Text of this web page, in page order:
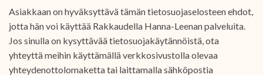
Asiakkaan on hyväksyttävä tämän tietosuojaselosteen ehdot,
jotta hän voi käyttää Rakkaudella Hanna-Leenan palveluita.
Jos sinulla on kysyttävää tietosuojakäytännöistä, ota
yhteyttä meihin käyttämällä verkkosivustolla olevaa
yhteydenottolomaketta tai laittamalla sähköpostia